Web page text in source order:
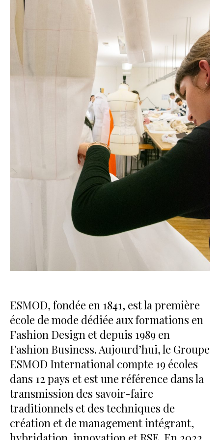
ESMOD, fondée en 1841, est la première
école de mode dédiée aux formations en
Fashion Design et depuis 1989 en
Fashion Business. Aujourd’hui, le Groupe
ESMOD International compte 19 écoles
dans 12 pays et est une référence dans la
transmission des savoir-faire
traditionnels et des techniques de
création et de management intégrant,